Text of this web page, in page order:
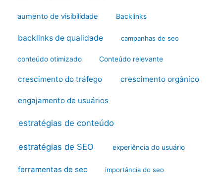
aumento de visibilidade Backlinks
backlinks de qualidade campanhas de seo
conteúdo otimizado Conteúdo relevante
crescimento do tráfego crescimento orgânico
engajamento de usuários
estratégias de conteúdo
estratégias de SEO experiência do usuário
ferramentas de seo importância do seo